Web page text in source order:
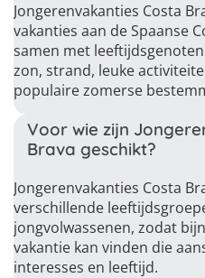
Jongerenvakanties Costa
vakanties aan de Spaanse
samen met
zon, strand, leuke
populaire zomerse
Voor wie zijn
Brava geschikt?
Jongerenvakanties Costa
verschillende
jongvolwassenen, zodat
vakantie kan vinden die
interesses en leeftijd.